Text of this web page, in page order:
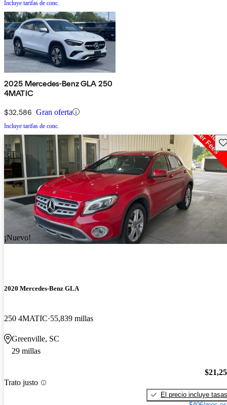
Incluye tarifas de conc.
2025 Mercedes-Benz GLA 250
4MATIC
$32,586 Gran oferta
Incluye tarifas de conc.
¡Nuevo!
2020 Mercedes-Benz GLA
250 4MATIC 55,839 millas
Greenville, SC
29 millas
Trato justo
El precio incluye tasas